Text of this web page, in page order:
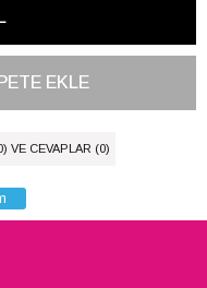
VE CEVAPLAR (0)